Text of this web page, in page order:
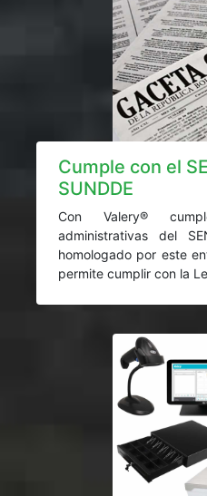
Cumple con el
SUNDDE
Con Valery®
administrativas del
homologado por este
permite cumplir con la